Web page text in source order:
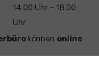
14:00 Uhr - 18:00
Uhr
können online